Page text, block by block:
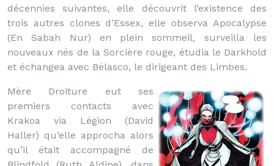
décennies suivantes, elle découvrit l’existence des
trois autres clones d’Essex, elle observa Apocalypse
(En Sabah Nur) en plein sommeil, surveilla les
nouveaux nés de la Sorcière rouge, étudia le Darkhold
et échangea avec Bélasco, le dirigeant des Limbes.
Mère Droiture eut ses
premiers contacts avec
Krakoa via Légion (David
Haller) qu’elle approcha alors
qu’il était accompagné de